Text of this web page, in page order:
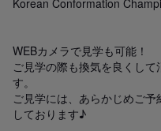
Korean Conformation
WEBカメラで見学も可能！
ご見学の際も換気を良くし
す。
ご見学には、あらかじめご
しております♪